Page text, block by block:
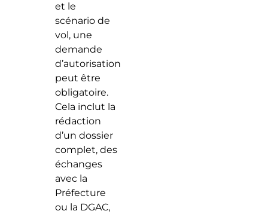
et le
scénario de
vol, une
demande
d’autorisation
peut être
obligatoire.
Cela inclut la
rédaction
d’un dossier
complet, des
échanges
avec la
Préfecture
ou la DGAC,